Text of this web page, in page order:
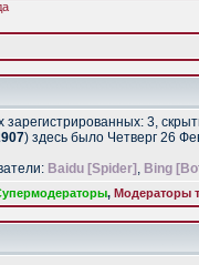
зарегистрированных: 3,
) здесь было Четверг 26
Baidu [Spider] , Bing
, Модераторы